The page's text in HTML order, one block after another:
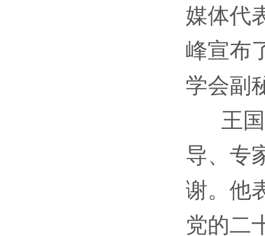
媒体代
峰宣布
学会副
王国
导、专
谢。他
党的二